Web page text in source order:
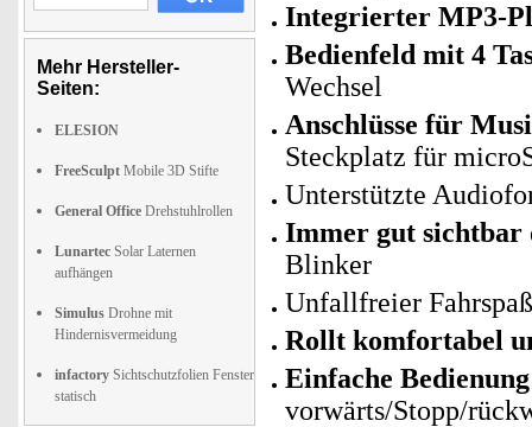
Mehr Hersteller-
Seiten:
ELESION
FreeSculpt Mobile 3D Stifte
General Office Drehstuhlrollen
Lunartec Solar Laternen
aufhängen
Simulus Drohne mit
Hindernisvermeidung
infactory Sichtschutzfolien Fenster
statisch
Integrierter MP3-
Bedienfeld mit 4
Wechsel
Anschlüsse für
Steckplatz für
Unterstützte
Immer gut sichtbar
Blinker
Unfallfreier
Rollt komfortabel
Einfache
vorwärts/Stopp/